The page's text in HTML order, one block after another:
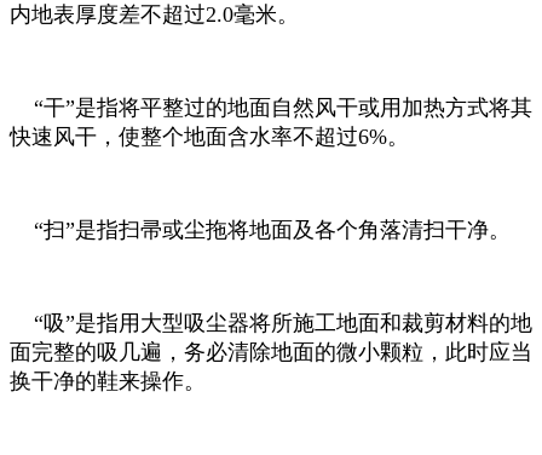
内地表厚度差不超过2.0毫米。
“干”是指将平整过的地面自然风干或用加热方式将其
快速风干，使整个地面含水率不超过6%。
“扫”是指扫帚或尘拖将地面及各个角落清扫干净。
“吸”是指用大型吸尘器将所施工地面和裁剪材料的地
面完整的吸几遍，务必清除地面的微小颗粒，此时应当
换干净的鞋来操作。